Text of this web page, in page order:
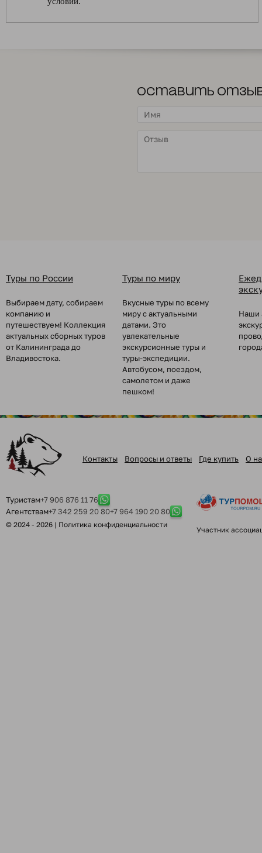
Оставить
Туры по России
Выбираем дату, собираем
компанию и
путешествуем! Коллекция
актуальных сборных туров
от Калининграда до
Владивостока.
Туры по миру
Вкусные туры по всему
миру с актуальными
датами. Это
увлекательные
экскурсионные туры и
туры-экспедиции.
Автобусом, поездом,
самолетом и даже
пешком!
Наши
Контакты Вопросы и ответы Где купить О
Туристам+7 906 876 11 76
Агентствам+7 342 259 20 80+7 964 190 20 80
© 2024 - 2026 | Политика конфиденциальности
Участник